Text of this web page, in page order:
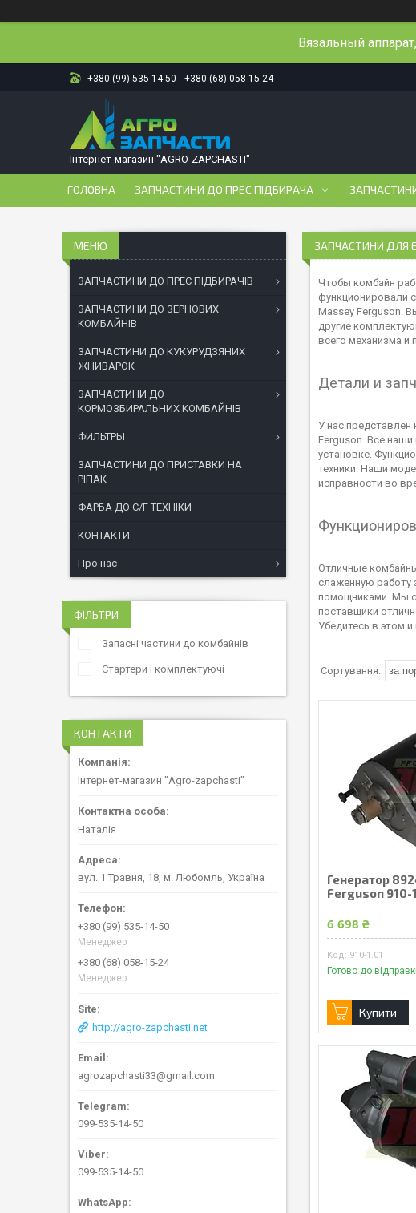
Вязальный
+380 (99) 535-14-50 +380 (68) 058-15-24
Інтернет-магазин "AGRO-ZAPCHASTI"
ГОЛОВНА ЗАПЧАСТИНИ ДО ПРЕС ПІДБИРАЧА
ЗАПЧАСТИНИ ДЛЯ
Чтобы комбайн
функционировали
Massey Ferguson.
другие
всего механизма и
Детали и
У нас представлен
Ferguson. Все
установке.
техники. Наши
исправности во
Отличные
слаженную работу
помощниками. Мы
поставщики
Убедитесь в этом
Генератор
Ferguson 910-
6 698 ₴
910-1.01
Готово до
Купити
ЗАПЧАСТИНИ ДО ПРЕС ПІДБИРАЧІВ
ЗАПЧАСТИНИ ДО ЗЕРНОВИХ
КОМБАЙНІВ
ЗАПЧАСТИНИ ДО КУКУРУДЗЯНИХ
ЖНИВАРОК
ЗАПЧАСТИНИ ДО
КОРМОЗБИРАЛЬНИХ КОМБАЙНІВ
ФИЛЬТРЫ
ЗАПЧАСТИНИ ДО ПРИСТАВКИ НА
РІПАК
ФАРБА ДО С/Г ТЕХНІКИ
КОНТАКТИ
Про нас
ФІЛЬТРИ
Запасні частини до комбайнів
Стартери і комплектуючі
КОНТАКТИ
Інтернет-магазин "Agro-zapchasti"
Наталія
вул. 1 Травня, 18, м. Любомль, Україна
+380 (99) 535-14-50
Менеджер
+380 (68) 058-15-24
Менеджер
http://agro-zapchasti.net
agrozapchasti33@gmail.com
099-535-14-50
099-535-14-50